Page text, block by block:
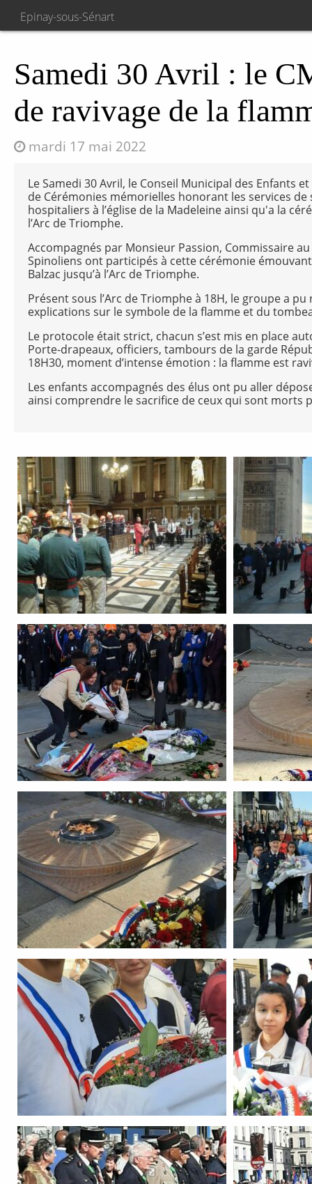
Epinay-sous-Sénart
Samedi 30 Avril : le
de ravivage de la
mardi 17 mai 2022
Le Samedi 30 Avril, le Conseil Municipal des Enfants
de Cérémonies mémorielles honorant les services
hospitaliers à l’église de la Madeleine ainsi qu'a la
l’Arc de Triomphe.
Accompagnés par Monsieur Passion, Commissaire
Spinoliens ont participés à cette cérémonie
Balzac jusqu’à l’Arc de Triomphe.
Présent sous l’Arc de Triomphe à 18H, le groupe a
explications sur le symbole de la flamme et du
Le protocole était strict, chacun s’est mis en place
Porte-drapeaux, officiers, tambours de la garde
18H30, moment d’intense émotion : la flamme est
Les enfants accompagnés des élus ont pu aller
ainsi comprendre le sacrifice de ceux qui sont morts